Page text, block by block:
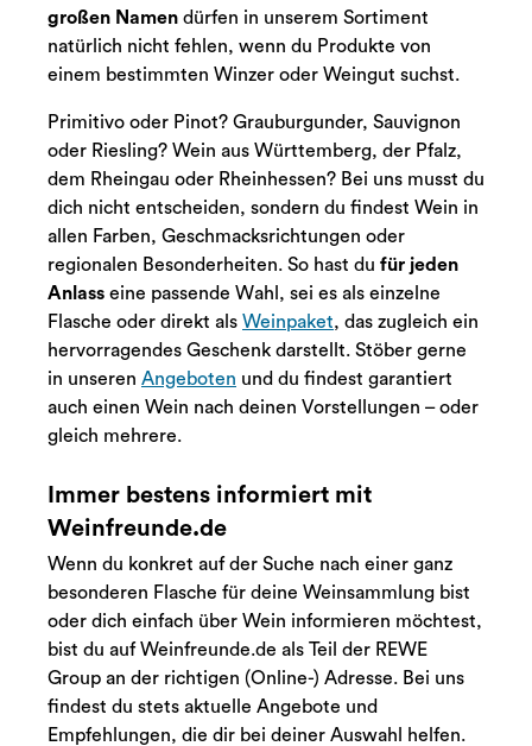
großen Namen dürfen in unserem Sortiment
natürlich nicht fehlen, wenn du Produkte von
einem bestimmten Winzer oder Weingut suchst.
Primitivo oder Pinot? Grauburgunder, Sauvignon
oder Riesling? Wein aus Württemberg, der Pfalz,
dem Rheingau oder Rheinhessen? Bei uns musst du
dich nicht entscheiden, sondern du findest Wein in
allen Farben, Geschmacksrichtungen oder
regionalen Besonderheiten. So hast du für jeden
Anlass eine passende Wahl, sei es als einzelne
Flasche oder direkt als Weinpaket, das zugleich ein
hervorragendes Geschenk darstellt. Stöber gerne
in unseren Angeboten und du findest garantiert
auch einen Wein nach deinen Vorstellungen – oder
gleich mehrere.
Immer bestens informiert mit
Weinfreunde.de
Wenn du konkret auf der Suche nach einer ganz
besonderen Flasche für deine Weinsammlung bist
oder dich einfach über Wein informieren möchtest,
bist du auf Weinfreunde.de als Teil der REWE
Group an der richtigen (Online-) Adresse. Bei uns
findest du stets aktuelle Angebote und
Empfehlungen, die dir bei deiner Auswahl helfen.